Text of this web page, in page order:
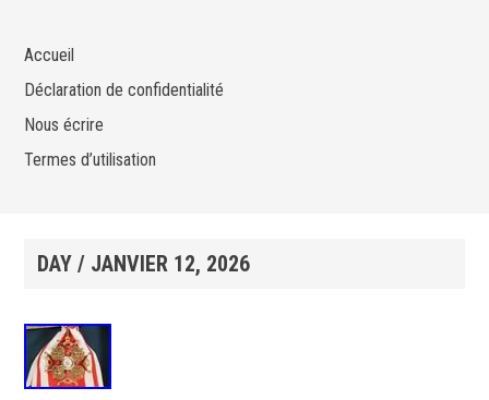
Accueil
Déclaration de confidentialité
Nous écrire
Termes d’utilisation
DAY / JANVIER 12, 2026